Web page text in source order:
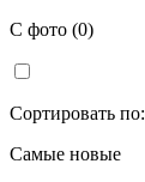
С фото (0)
Сортировать по:
Самые новые